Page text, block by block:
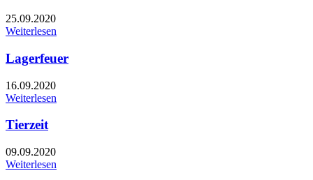
25.09.2020
Weiterlesen
Lagerfeuer
16.09.2020
Weiterlesen
Tierzeit
09.09.2020
Weiterlesen